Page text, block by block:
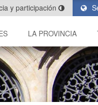
y participación
LA PROVINCIA